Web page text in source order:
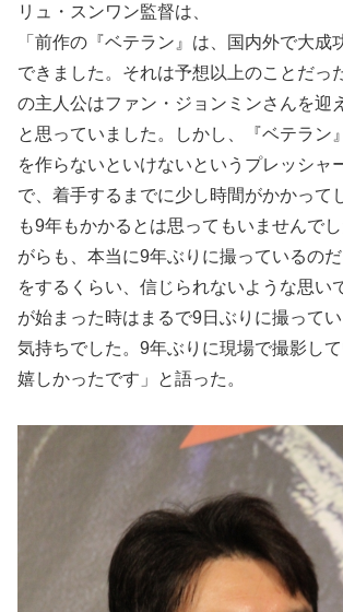
リュ・スンワン監督は、
「前作の『ベテラン』は、国内外で大成
できました。それは予想以上のことだっ
の主人公はファン・ジョンミンさんを迎
と思っていました。しかし、『ベテラン
を作らないといけないというプレッシャ
で、着手するまでに少し時間がかかって
も9年もかかるとは思ってもいませんで
がらも、本当に9年ぶりに撮っているの
をするくらい、信じられないような思い
が始まった時はまるで9日ぶりに撮って
気持ちでした。9年ぶりに現場で撮影し
嬉しかったです」と語った。